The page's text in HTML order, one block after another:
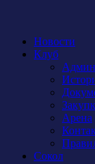
Новости
Клуб
Арена
Сокол